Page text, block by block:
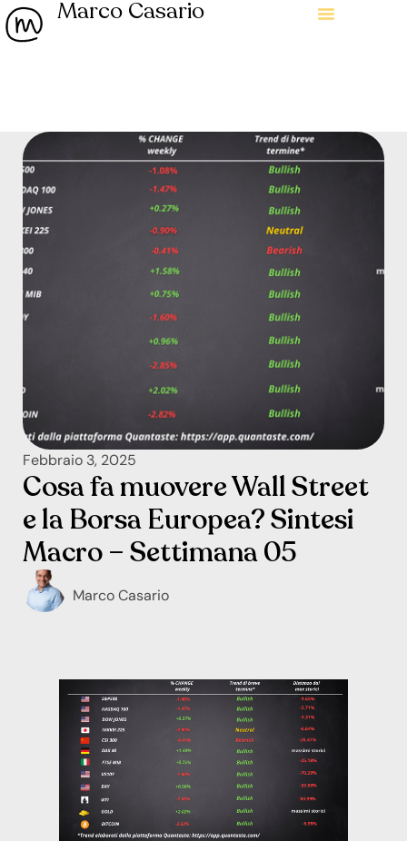
Marco Casario
Febbraio 3, 2025
Cosa fa muovere Wall Street
e la Borsa Europea? Sintesi
Macro – Settimana 05
Marco Casario